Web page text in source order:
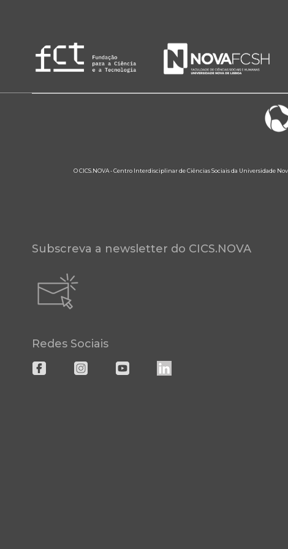
O CICS.NOVA - Centro Interdisciplinar de Ciências Sociais da Universidade
Subscreva a newsletter do CICS.NOVA
Redes Sociais